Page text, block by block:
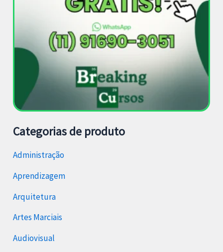
Categorias de produto
Administração
Aprendizagem
Arquitetura
Artes Marciais
Audiovisual